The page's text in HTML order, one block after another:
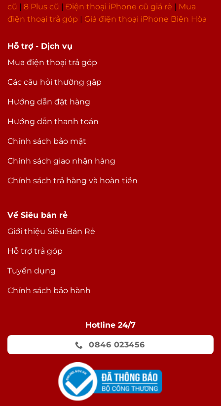
mình nhìn thấy thì camera góc siêu rộng sẽ làm
rất tốt trong những điều kiện này.
Camera trước cũng mang lại sự khác biệt
iPhone 11 Pro Max cũng được cải thiện rất nhiều.
Đầu tiên chúng ta có thể kể tới là độ phân giải
giờ đây đã được nâng lên thành 12 MP thay vì 7
MP như trên thế hệ trước.
Nghe nhạc
Lossless, MP3, AAC, FLAC
Thông tin khác
Thời điểm ra
Hỗ trợ - Dịch vụ
Mua điện thoại trả góp
Các câu hỏi thường gặp
Hướng dẫn đặt hàng
Hướng dẫn thanh toán
Chính sách bảo mật
Chính sách giao nhận hàng
Chính sách trả hàng và hoàn tiền
Về Siêu bán rẻ
Giới thiệu Siêu Bán Rẻ
Hỗ trợ trả góp
Tuyển dụng
Chính sách bảo hành
Hotline 24/7
0846 023456
cũ
8 Plus cũ Điện thoại iPhone cũ giá rẻ
Mua
điện thoại trả góp
Giá điện thoại iPhone Biên Hòa